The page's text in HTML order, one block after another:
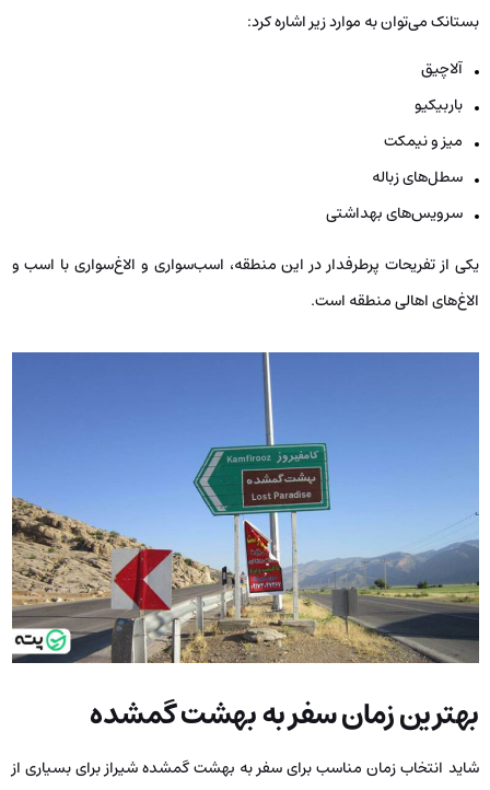
بستانک می‌توان به موارد زیر اشاره کرد:
آلاچیق
باربیکیو
میز و نیمکت
سطل‌های زباله
سرویس‌های بهداشتی
یکی از تفریحات پرطرفدار در این منطقه، اسب‌سواری و الاغ‌سواری با اسب و
الاغ‌های اهالی منطقه است.
بهترین زمان سفر به بهشت گمشده
شاید انتخاب زمان مناسب برای سفر به بهشت گمشده شیراز برای بسیاری از